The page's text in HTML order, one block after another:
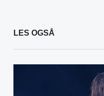
LES OGSÅ